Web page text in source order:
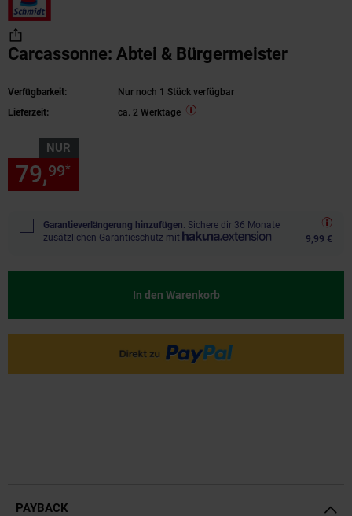
Carcassonne: Abtei & Bürgermeister
Verfügbarkeit:
Nur noch 1 Stück verfügbar
Lieferzeit:
ca. 2 Werktage
NUR
79,99*
Garantieverlängerung hinzufügen. Sichere dir 36 Monate
zusätzlichen Garantieschutz mit
9,99 €
In den Warenkorb
PAYBACK